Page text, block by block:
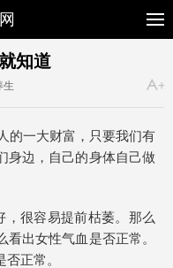
知道
生
的一大财富，只要我们有
身边，自己的身体自己做
很容易提前枯萎。那么
出女性气血是否正常。
正常。